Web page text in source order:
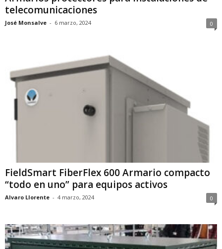
telecomunicaciones
José Monsalve - 6 marzo, 2024 0
FieldSmart FiberFlex 600 Armario compacto
“todo en uno” para equipos activos
Alvaro Llorente - 4 marzo, 2024 0